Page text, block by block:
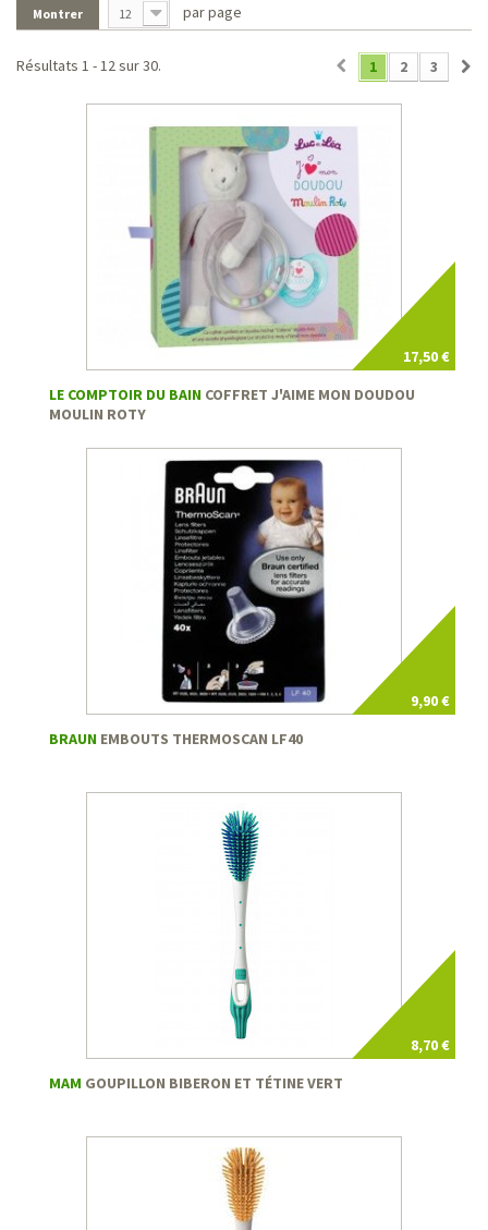
Montrer 12 par page
1 2 3
Résultats 1 - 12 sur 30.
17,50 €
LE COMPTOIR DU BAIN COFFRET J'AIME MON DOUDOU
MOULIN ROTY
9,90 €
BRAUN EMBOUTS THERMOSCAN LF40
8,70 €
MAM GOUPILLON BIBERON ET TÉTINE VERT